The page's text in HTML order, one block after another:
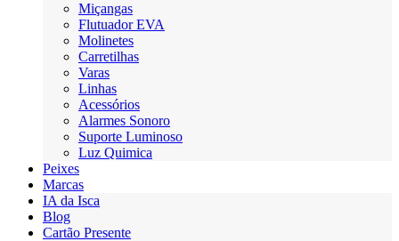
Miçangas
Flutuador EVA
Molinetes
Carretilhas
Varas
Linhas
Acessórios
Alarmes Sonoro
Suporte Luminoso
Luz Quimica
Peixes
Marcas
IA da Isca
Blog
Cartão Presente